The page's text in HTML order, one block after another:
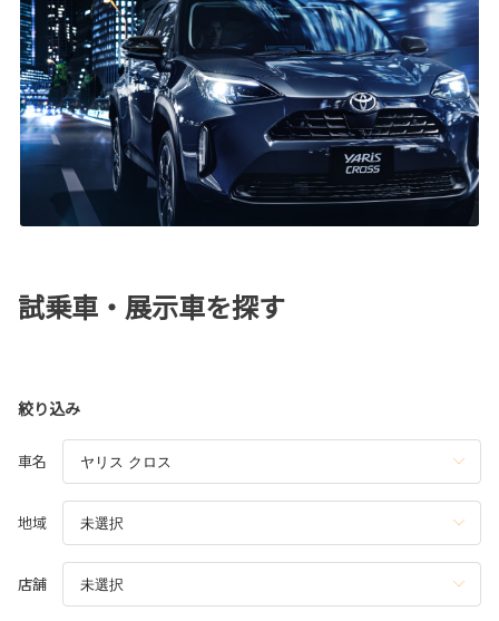
試乗車・展示車を探す
絞り込み
車名
地域
店舗